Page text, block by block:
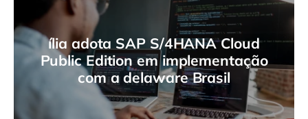
ília adota SAP S/4HANA Cloud
Public Edition em implementação
com a delaware Brasil